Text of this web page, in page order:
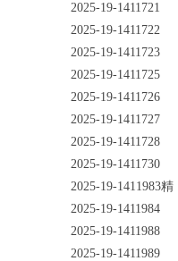
2025-19-1411721
2025-19-1411722
2025-19-1411723
2025-19-1411725
2025-19-1411726
2025-19-1411727
2025-19-1411728
2025-19-1411730
2025-19-1411983精
2025-19-1411984
2025-19-1411988
2025-19-1411989